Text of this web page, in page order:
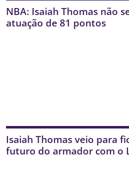
NBA: Isaiah Thomas não
atuação de 81 pontos
Isaiah Thomas veio para
futuro do armador com o